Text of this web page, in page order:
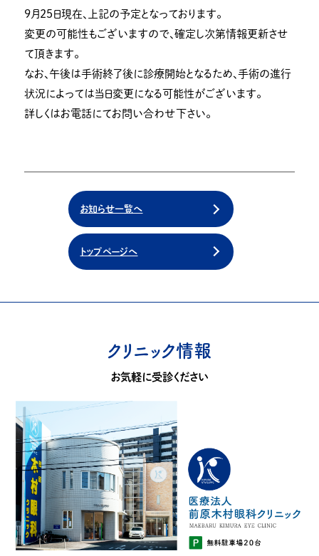
９月２５日現在、上記の予定となっております。
変更の可能性もございますので、確定し次第情報更新させ
て頂きます。
なお、午後は手術終了後に診療開始となるため、手術の進行
状況によっては当日変更になる可能性がございます。
詳しくはお電話にてお問い合わせ下さい。
お知らせ一覧へ
トップページへ
クリニック情報
お気軽に受診ください